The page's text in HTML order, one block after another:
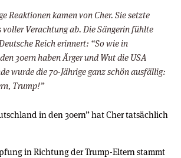
Reaktionen kamen von Cher. Sie setzte
voller Verachtung ab. Die Sängerin fühlte
Reich erinnert: “So wie in
30ern haben Ärger und Wut die USA
wurde die 70-Jährige ganz schön ausfällig:
Trump!”
in den 30ern” hat Cher tatsächlich
in Richtung der Trump-Eltern stammt